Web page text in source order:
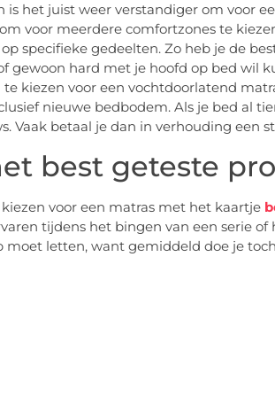
is het juist weer verstandiger om voor
voor meerdere comfortzones te
specifieke gedeelten. Zo heb je de
gewoon hard met je hoofd op bed wil
kiezen voor een vochtdoorlatend
nieuwe bedbodem. Als je bed al
Vaak betaal je dan in verhouding een
best geteste
voor een matras met het kaartje
tijdens het bingen van een serie of
moet letten, want gemiddeld doe je toch